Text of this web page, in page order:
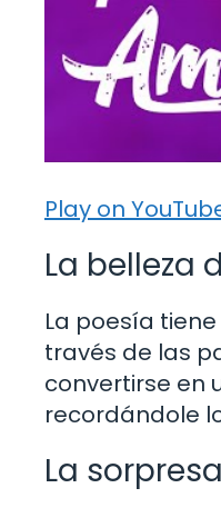
Play on
La belleza
La poesía
través de las
convertirse en
recordándole
La